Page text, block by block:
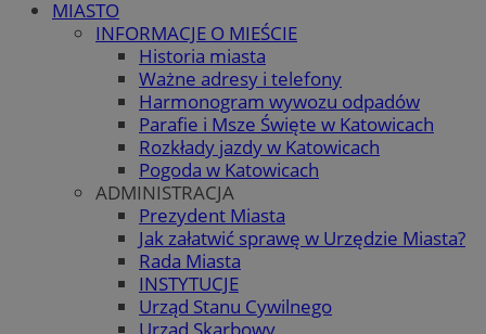
MIASTO
INFORMACJE O MIEŚCIE
Historia miasta
Ważne adresy i telefony
Harmonogram wywozu odpadów
Parafie i Msze Święte w Katowicach
Rozkłady jazdy w Katowicach
Pogoda w Katowicach
ADMINISTRACJA
Prezydent Miasta
Jak załatwić sprawę w Urzędzie Miasta?
Rada Miasta
INSTYTUCJE
Urząd Stanu Cywilnego